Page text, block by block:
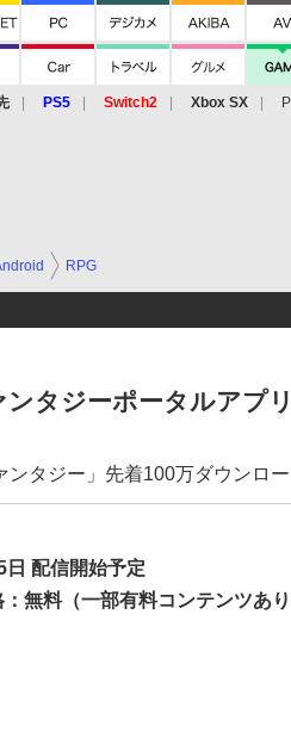
PS5 Switch2 Xbox SX
RPG
ンタジーポータルアプ
ンタジー」先着100万ダウンロ
日 配信開始予定
無料（一部有料コンテンツあり